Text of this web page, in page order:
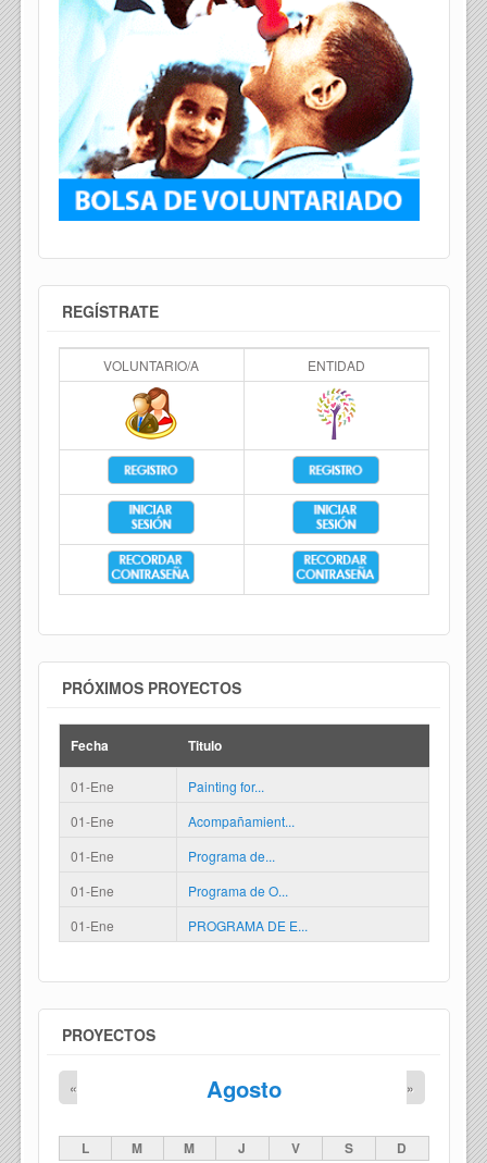
REGÍSTRATE
VOLUNTARIO/A ENTIDAD
PRÓXIMOS PROYECTOS
Fecha Titulo
01-Ene
Painting for...
01-Ene
Acompañamient...
01-Ene
Programa de...
01-Ene
Programa de O...
01-Ene
PROGRAMA DE E...
PROYECTOS
Agosto
« »
L M M J V S D